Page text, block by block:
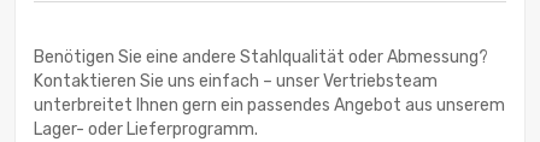
Benötigen Sie eine andere Stahlqualität oder Abmessung?
Kontaktieren Sie uns einfach – unser Vertriebsteam
unterbreitet Ihnen gern ein passendes Angebot aus unserem
Lager- oder Lieferprogramm.